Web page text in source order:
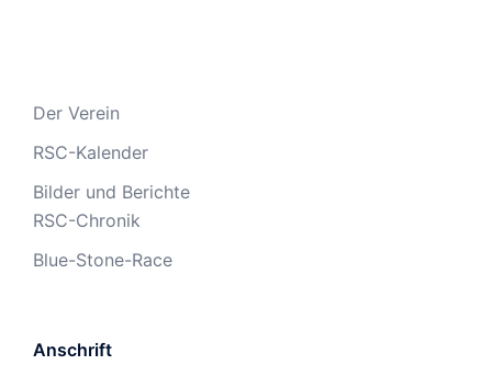
Der Verein
RSC-Kalender
Bilder und Berichte
RSC-Chronik
Blue-Stone-Race
Anschrift